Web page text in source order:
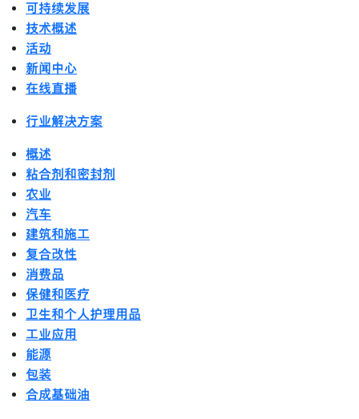
可持续发展
技术概述
活动
新闻中心
在线直播
行业解决方案
概述
粘合剂和密封剂
农业
汽车
建筑和施工
复合改性
消费品
保健和医疗
卫生和个人护理用品
工业应用
能源
包装
合成基础油